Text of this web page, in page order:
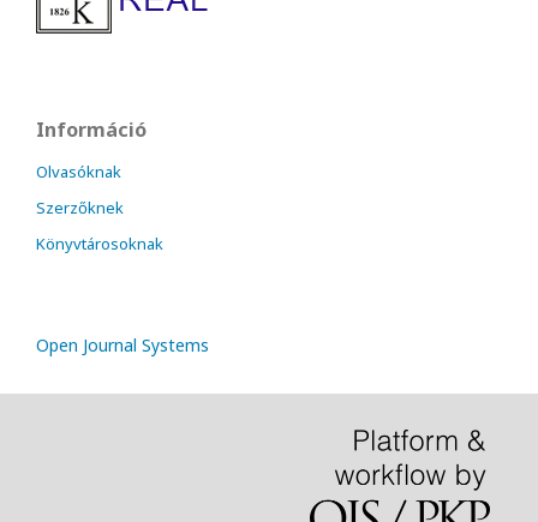
Információ
Olvasóknak
Szerzőknek
Könyvtárosoknak
Open Journal Systems